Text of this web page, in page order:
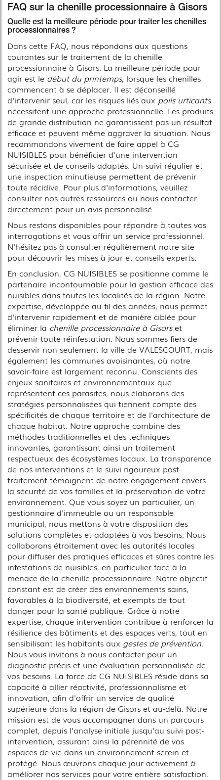
FAQ sur la chenille processionnaire à Gisors
Quelle est la meilleure période pour traiter les chenilles
processionnaires ?
Dans cette FAQ, nous répondons aux questions
courantes sur le traitement de la chenille
processionnaire à Gisors. La meilleure période pour
agir est le début du printemps, lorsque les chenilles
commencent à se déplacer. Il est déconseillé
d'intervenir seul, car les risques liés aux poils urticants
nécessitent une approche professionnelle. Les produits
de grande distribution ne garantissent pas un résultat
efficace et peuvent même aggraver la situation. Nous
recommandons vivement de faire appel à CG
NUISIBLES pour bénéficier d'une intervention
sécurisée et de conseils adaptés. Un suivi régulier et
une inspection minutieuse permettent de prévenir
toute récidive. Pour plus d'informations, veuillez
consulter nos autres ressources ou nous contacter
directement pour un avis personnalisé.
Nous restons disponibles pour répondre à toutes vos
interrogations et vous offrir un service professionnel.
N'hésitez pas à consulter régulièrement notre site
pour découvrir les mises à jour et conseils experts.
En conclusion, CG NUISIBLES se positionne comme le
partenaire incontournable pour la gestion efficace des
nuisibles dans toutes les localités de la région. Notre
expertise, développée au fil des années, nous permet
d'intervenir rapidement et de manière ciblée pour
éliminer la chenille processionnaire à Gisorset
prévenir toute réinfestation. Nous sommes fiers de
desservir non seulement la ville de VALESCOURT, mais
également les communes avoisinantes, où notre
savoir-faire est largement reconnu. Conscients des
enjeux sanitaires et environnementaux que
représentent ces parasites, nous élaborons des
stratégies personnalisées qui tiennent compte des
spécificités de chaque territoire et de l'architecture de
chaque habitat. Notre approche combine des
méthodes traditionnelles et des techniques
innovantes, garantissant ainsi un traitement
respectueux des écosystèmes locaux. La transparence
de nos interventions et le suivi rigoureux post-
traitement témoignent de notre engagement envers
la sécurité de vos familles et la préservation de votre
environnement. Que vous soyez un particulier, un
gestionnaire d'immeuble ou un responsable
municipal, nous mettons à votre disposition des
solutions complètes et adaptées à vos besoins. Nous
collaborons étroitement avec les autorités locales
pour diffuser des pratiques efficaces et sûres contre les
infestations de nuisibles, en particulier face à la
menace de la chenille processionnaire. Notre objectif
constant est de créer des environnements sains,
favorables à la biodiversité, et exempts de tout
danger pour la santé publique. Grâce à notre
expertise, chaque intervention contribue à renforcer la
résilience des bâtiments et des espaces verts, tout en
sensibilisant les habitants aux gestes de prévention
Nous vous invitons à nous contacter pour un
diagnostic précis et une évaluation personnalisée de
vos besoins. La force de CG NUISIBLES réside dans sa
capacité à allier réactivité, professionnalisme et
innovation, afin d'offrir un service de qualité
supérieure dans la région de Gisors et au-delà. Notre
mission est de vous accompagner dans un parcours
complet, depuis l'analyse initiale jusqu'au suivi post-
intervention, assurant ainsi la pérennité de vos
espaces de vie dans un environnement serein et
protégé. Nous œuvrons chaque jour activement à
améliorer nos services pour votre entière satisfaction.